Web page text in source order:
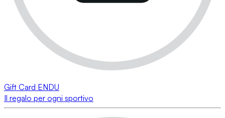
Gift Card ENDU
Il regalo per ogni sportivo